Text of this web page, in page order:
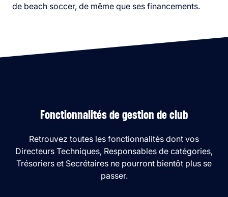
de beach soccer, de même que ses financements.
Fonctionnalités de gestion de club
Retrouvez toutes les fonctionnalités dont vos
Directeurs Techniques, Responsables de catégories,
Trésoriers et Secrétaires ne pourront bientôt plus se
passer.